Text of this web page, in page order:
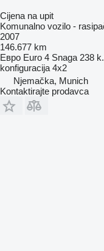
Cijena na upit
Komunalno vozilo -
2007
146.677 km
Евро Euro 4 Snaga 238
konfiguracija 4x2
Njemačka, Munich
Kontaktirajte prodavca